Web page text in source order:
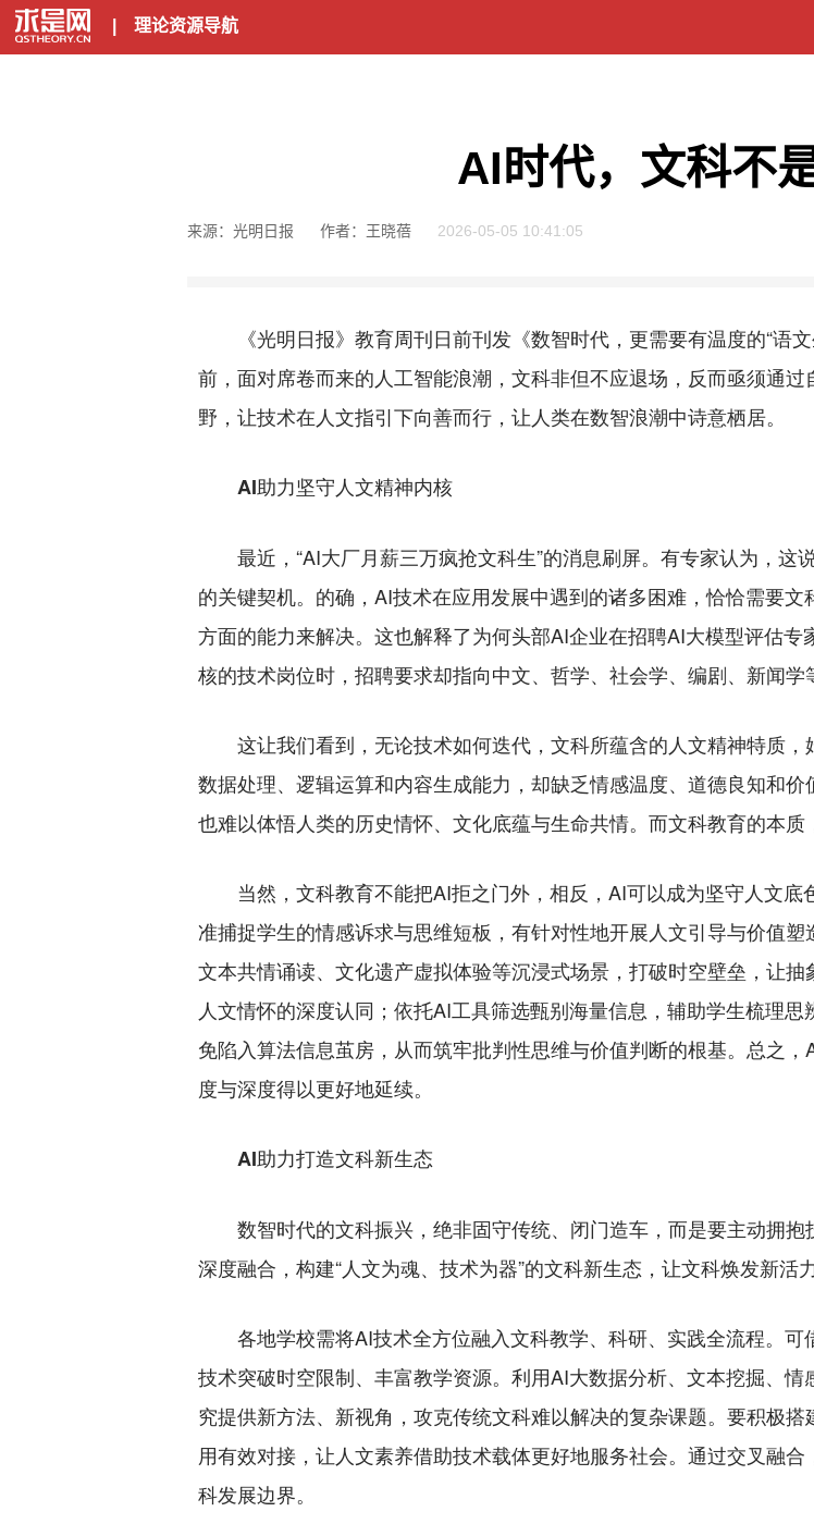
理论资源导航
AI时代，文科不
来源：光明日报 作者：王晓蓓 2026-05-05 10:41:05
《光明日报》教育周刊日前刊发《数智时代，更需要有温度的“语
前，面对席卷而来的人工智能浪潮，文科非但不应退场，反而亟须通
野，让技术在人文指引下向善而行，让人类在数智浪潮中诗意栖居。
AI助力坚守人文精神内核
最近，“AI大厂月薪三万疯抢文科生”的消息刷屏。有专家认为，这
的关键契机。的确，AI技术在应用发展中遇到的诸多困难，恰恰需要
方面的能力来解决。这也解释了为何头部AI企业在招聘AI大模型评估
核的技术岗位时，招聘要求却指向中文、哲学、社会学、编剧、新闻学
这让我们看到，无论技术如何迭代，文科所蕴含的人文精神特质，
数据处理、逻辑运算和内容生成能力，却缺乏情感温度、道德良知和
也难以体悟人类的历史情怀、文化底蕴与生命共情。而文科教育的本质
当然，文科教育不能把AI拒之门外，相反，AI可以成为坚守人文底
准捕捉学生的情感诉求与思维短板，有针对性地开展人文引导与价值
文本共情诵读、文化遗产虚拟体验等沉浸式场景，打破时空壁垒，让抽
人文情怀的深度认同；依托AI工具筛选甄别海量信息，辅助学生梳理
免陷入算法信息茧房，从而筑牢批判性思维与价值判断的根基。总之
度与深度得以更好地延续。
AI助力打造文科新生态
数智时代的文科振兴，绝非固守传统、闭门造车，而是要主动拥抱
深度融合，构建“人文为魂、技术为器”的文科新生态，让文科焕发新活力
各地学校需将AI技术全方位融入文科教学、科研、实践全流程。可
技术突破时空限制、丰富教学资源。利用AI大数据分析、文本挖掘、
究提供新方法、新视角，攻克传统文科难以解决的复杂课题。要积极
用有效对接，让人文素养借助技术载体更好地服务社会。通过交叉融
科发展边界。